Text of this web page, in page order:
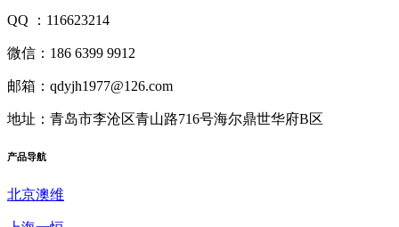
QQ ：116623214
微信：186 6399 9912
邮箱：qdyjh1977@126.com
地址：青岛市李沧区青山路716号海尔鼎世华府B区
产品导航
北京澳维